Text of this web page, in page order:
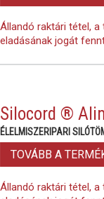
Állandó raktári tétel,
eladásának jogát
Silocord ®
ÉLELMISZERIPARI
TOVÁBB A
Állandó raktári tétel,